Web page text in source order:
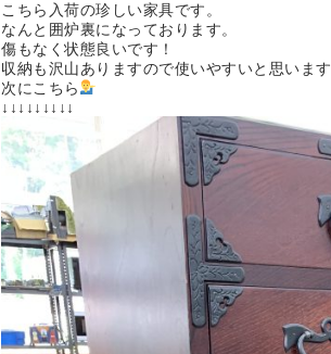
こちら入荷の珍しい家具です。
なんと囲炉裏になっております。
傷もなく状態良いです！
収納も沢山ありますので使いやすいと思います
次にこちら
↓↓↓↓↓↓↓↓↓